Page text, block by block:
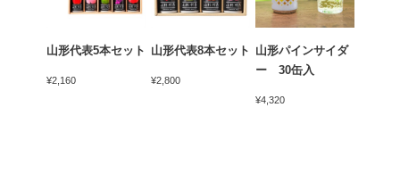
山形代表5本セット
¥2,160
山形代表8本セット
¥2,800
山形パインサイダ
ー 30缶入
¥4,320